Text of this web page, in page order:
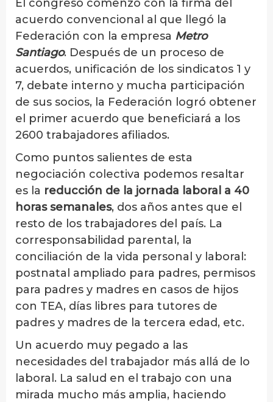
El congreso comenzó con la firma del
acuerdo convencional al que llegó la
Federación con la empresa Metro
Santiago. Después de un proceso de
acuerdos, unificación de los sindicatos 1 y
7, debate interno y mucha participación
de sus socios, la Federación logró obtener
el primer acuerdo que beneficiará a los
2600 trabajadores afiliados.
Como puntos salientes de esta
negociación colectiva podemos resaltar
es la reducción de la jornada laboral a 40
horas semanales, dos años antes que el
resto de los trabajadores del país. La
corresponsabilidad parental, la
conciliación de la vida personal y laboral:
postnatal ampliado para padres, permisos
para padres y madres en casos de hijos
con TEA, días libres para tutores de
padres y madres de la tercera edad, etc.
Un acuerdo muy pegado a las
necesidades del trabajador más allá de lo
laboral. La salud en el trabajo con una
mirada mucho más amplia, haciendo